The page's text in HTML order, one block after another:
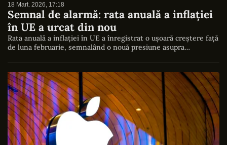
18 Mart. 2026, 17:18
Semnal de alarmă: rata anuală a inflației
în UE a urcat din nou
Rata anuală a inflației în UE a înregistrat o ușoară creștere față
de luna februarie, semnalând o nouă presiune asupra…